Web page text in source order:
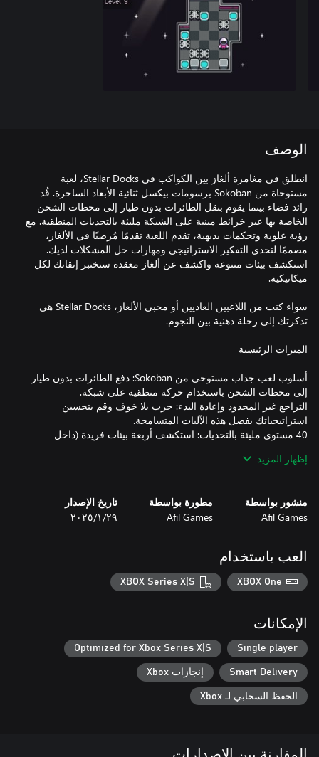
الوصف
انطلق في مغامرة ألغاز بين الكواكب في Stellar Docks، لعبة
مستوحاة من Sokoban برسومات بيكسل ثنائية الأبعاد الساحرة. قُد
رائد فضاء بينما يقوم بنقل الطائرات بدون طيار إلى محطات الشحن
الخاصة بها عبر خرائط مبنية على الشبكة مليئة بالتحديات المنطقية. مع
رؤية علوية وتحكمات بديهية، تقدم اللعبة تقدمًا مُرضيًا في الألغاز،
مصممًا لتحدي التفكير الاستراتيجي ومهارات حل المشكلات لديك.
استكشف بيئات متنوعة واكشف عن ألغاز معقدة ستختبر إتقانك لكل
سواء كنت من اللاعبين العاديين أو محبي الألغاز، Stellar Docks هي
أسلوب لعب جذاب مستوحى من Sokoban: دفع الطائرات بدون طيار
التراجع غير المحدود وإعادة البدء: جرب بلا خوف وقم بتحسين
40 مستوى مليئة بالتحديات: استكشف أربعة بيئات فريدة (داخل
تحكم مرن: اختر بين لوحة المفاتيح أو جهاز التحكم على الكمبيوتر
استعد لإرساء مهاراتك وإتقان الكون في Stellar Docks!
إظهار المزيد
منشور بواسطة
Afil Games
مطورة بواسطة
Afil Games
تاريخ الإصدار
٢٩‏/١‏/٢٠٢٥
العب باستخدام
XBOX One
XBOX Series X|S
الإمكانات
Single player
Optimized for Xbox Series X|S
Smart Delivery إنجازات Xbox
الحفظ السحابي لـ Xbox